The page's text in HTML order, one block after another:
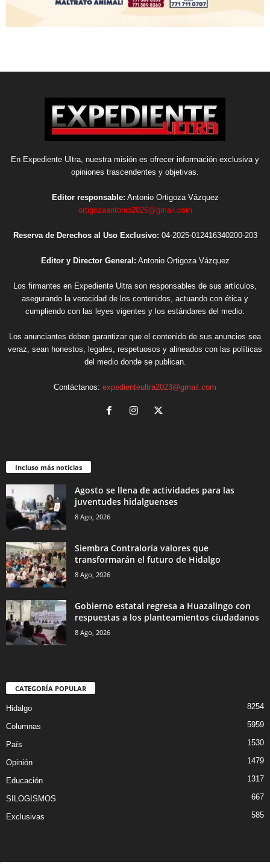
En Expediente Ultra, nuestra misión es ofrecer información exclusiva y
opiniones trascendentes y objetivas.
Editor responsable: Antonio Ortigoza Vázquez
ortigozaantonio2026@gmail.com
Reserva de Derechos al Uso Exclusivo: 04-2025-012416340200-203
Editor y Director General: Antonio Ortigoza Vázquez
Los firmantes en Expediente Ultra son responsables de sus artículos,
asegurando la veracidad de los contenidos, actuando con ética y
cumpliendo con las leyes vigentes y los estándares del medio.
Los anunciantes deben garantizar que el contenido de sus anuncios sea
veraz, sean honestos, legales, respetuosos y alineados con las políticas
del medio donde se publican.
Contáctanos: expedienteultra2023@gmail.com
Incluso más noticias
Agosto se llena de actividades para las
juventudes hidalguenses
8 Ago, 2026
Siembra Contraloría valores que
transformarán el futuro de Hidalgo
8 Ago, 2026
Gobierno estatal regresa a Huazalingo con
respuestas a los planteamientos ciudadanos
8 Ago, 2026
CATEGORÍA POPULAR
Hidalgo 8254
Columnas 5959
País 1530
Opinión 1479
Educación 1317
SILOGISMOS 667
Exclusivas 585